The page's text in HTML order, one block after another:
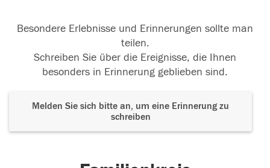
Besondere Erlebnisse und Erinnerungen sollte man
teilen.
Schreiben Sie über die Ereignisse, die Ihnen
besonders in Erinnerung geblieben sind.
Melden Sie sich bitte an, um eine Erinnerung zu
schreiben